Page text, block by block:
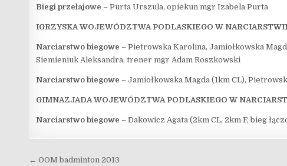
Biegi przełajowe – Purta Urszula, opiekun mgr Izabela Purta
IGRZYSKA WOJEWÓDZTWA PODLASKIEGO W
Narciarstwo biegowe – Pietrowska Karolina, Jamiołkowska
Siemieniuk Aleksandra, trener mgr Adam Roszkowski
Narciarstwo biegowe – Jamiołkowska Magda (1km CL),
GIMNAZJADA WOJEWÓDZTWA PODLASKIEGO W
Narciarstwo biegowe – Dakowicz Agata (2km CL, 2km F, bieg
Nawigacja wpisu
← OOM badminton 2013